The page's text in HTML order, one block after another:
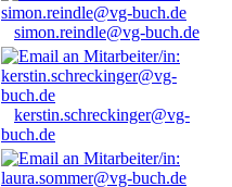
simon.reindle@vg-buch.de
kerstin.schreckinger@vg-
buch.de